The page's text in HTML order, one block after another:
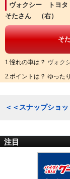
ヴォクシー トヨタ
そたさん （右）
そ
1.憧れの車は？ ヴォク
2.ポイントは？ ゆった
＜＜スナップショ
注目